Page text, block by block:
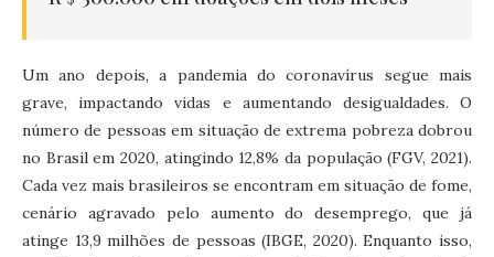
Um ano depois, a pandemia do coronavírus segue mais
grave, impactando vidas e aumentando desigualdades. O
número de pessoas em situação de extrema pobreza dobrou
no Brasil em 2020, atingindo 12,8% da população (FGV, 2021).
Cada vez mais brasileiros se encontram em situação de fome,
cenário agravado pelo aumento do desemprego, que já
atinge 13,9 milhões de pessoas (IBGE, 2020). Enquanto isso,